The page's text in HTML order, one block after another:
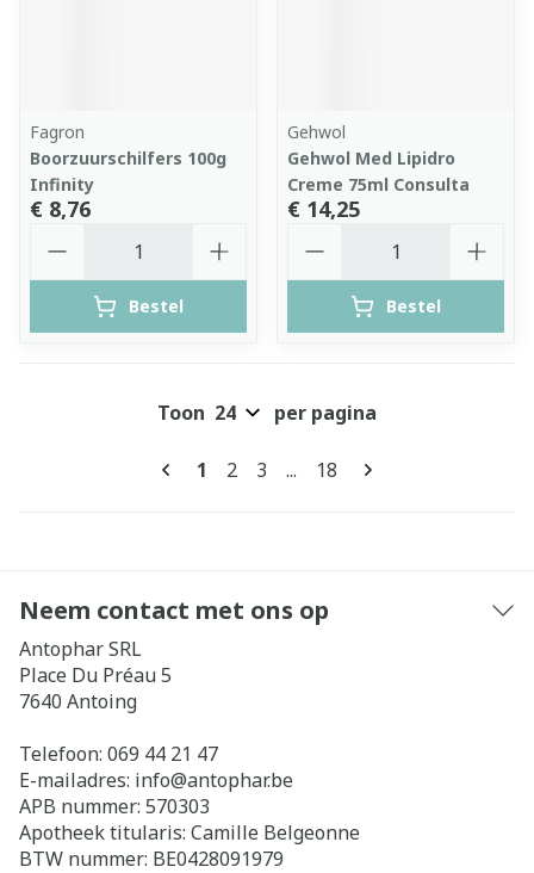
Fagron
Boorzuurschilfers 100g
Infinity
€ 8,76
Bestel
Gehwol
Gehwol Med Lipidro
Creme 75ml Consulta
€ 14,25
Bestel
Pagina's
U lees momenteel pagina
1 Pagina
2 Pagina
3 ... Pagina
18
Toon per pagina
Neem contact met ons op
Antophar SRL
Place Du Préau 5
7640 Antoing
Telefoon: 069 44 21 47
E-mailadres: info@antophar.be
APB nummer: 570303
Apotheek titularis: Camille Belgeonne
BTW nummer: BE0428091979